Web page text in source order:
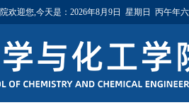
欢迎您,今天是：2026年8月9日 星期日 丙午年